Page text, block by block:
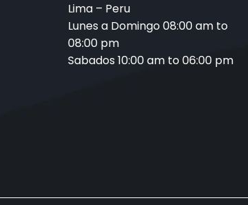
Lima – Peru
Lunes a Domingo 08:00 am to
08:00 pm
Sabados 10:00 am to 06:00 pm